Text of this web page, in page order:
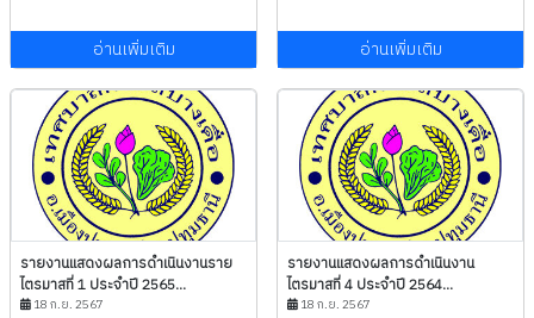
อ่านเพิ่มเติม อ่านเพิ่มเติม
รายงานแสดงผลการดำเนินงานราย
ไตรมาสที่ 1 ประจำปี 2565...
18 ก.ย. 2567
รายงานแสดงผลการดำเนินงาน
ไตรมาสที่ 4 ประจำปี 2564...
18 ก.ย. 2567